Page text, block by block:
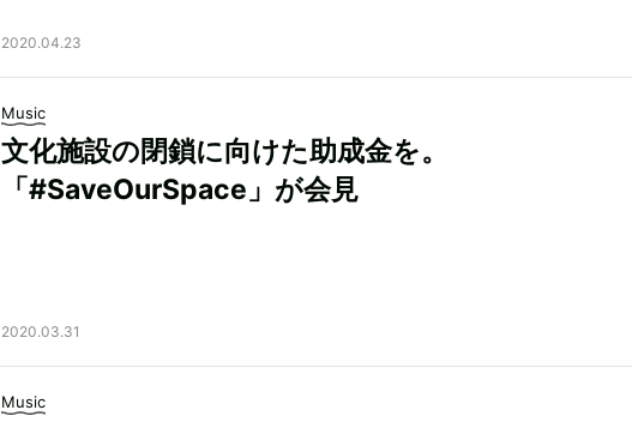
2020.04.23
Music
文化施設の閉鎖に向けた助成金を。
「#SaveOurSpace」が会見
2020.03.31
Music